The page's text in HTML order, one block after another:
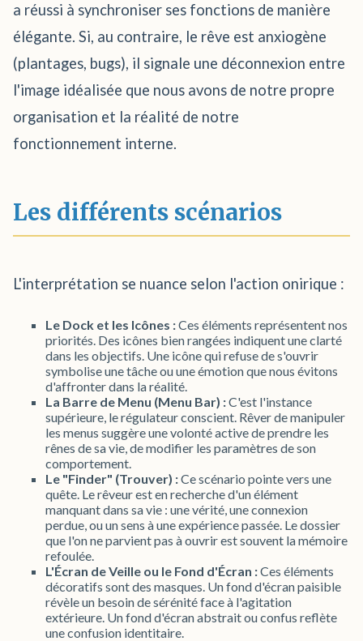
a réussi à synchroniser ses fonctions de manière
élégante. Si, au contraire, le rêve est anxiogène
(plantages, bugs), il signale une déconnexion entre
l'image idéalisée que nous avons de notre propre
organisation et la réalité de notre
fonctionnement interne.
Les différents scénarios
L'interprétation se nuance selon l'action onirique :
Le Dock et les Icônes :Ces éléments représentent nos
priorités. Des icônes bien rangées indiquent une clarté
dans les objectifs. Une icône qui refuse de s'ouvrir
symbolise une tâche ou une émotion que nous évitons
d'affronter dans la réalité.
La Barre de Menu (Menu Bar) :C'est l'instance
supérieure, le régulateur conscient. Rêver de manipuler
les menus suggère une volonté active de prendre les
rênes de sa vie, de modifier les paramètres de son
comportement.
Le "Finder" (Trouver) :Ce scénario pointe vers une
quête. Le rêveur est en recherche d'un élément
manquant dans sa vie : une vérité, une connexion
perdue, ou un sens à une expérience passée. Le dossier
que l'on ne parvient pas à ouvrir est souvent la mémoire
refoulée.
L'Écran de Veille ou le Fond d'Écran :Ces éléments
décoratifs sont des masques. Un fond d'écran paisible
révèle un besoin de sérénité face à l'agitation
extérieure. Un fond d'écran abstrait ou confus reflète
une confusion identitaire.